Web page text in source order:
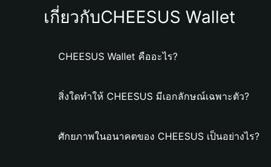
เกี่ยวกับCHEESUS Wallet
CHEESUS Wallet คืออะไร?
สิ่งใดทำให้ CHEESUS มีเอกลักษณ์เฉพาะตัว?
ศักยภาพในอนาคตของ CHEESUS เป็นอย่างไร?